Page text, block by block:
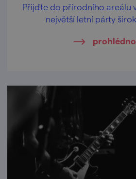
Přijďte do přírodního areálu
největší letní párty